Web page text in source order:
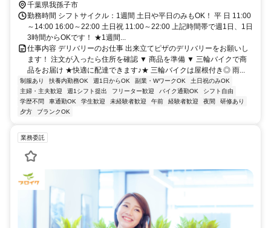
千葉県我孫子市
勤務時間 シフトサイクル：1週間 土日や平日のみもOK！ 平 日 11:00
～14:00 16:00～22:00 土日祝 11:00～22:00 上記時間帯で週1日、1日
3時間からOKです！ ★1週間...
仕事内容 デリバリーのお仕事 出来立てピザのデリバリーをお願いし
ます！ 注文が入ったら住所を確認 ▼ 商品を準備 ▼ 三輪バイクで商
品をお届け ★快適に配達できます♪★ 三輪バイクは屋根付き◎ 雨...
制服あり 扶養内勤務OK 週1日からOK 副業・WワークOK
土日祝のみOK
主婦・主夫歓迎
週1シフト提出 フリーター歓迎 バイク通勤OK
シフト自由
学歴不問
車通勤OK 学生歓迎 未経験者歓迎 午前 経験者歓迎 夜間
研修あり
夕方
ブランクOK
業務委託